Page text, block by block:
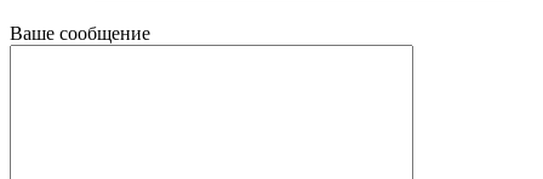
Ваше сообщение